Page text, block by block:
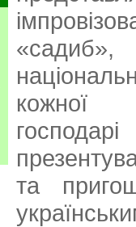
кожної
та